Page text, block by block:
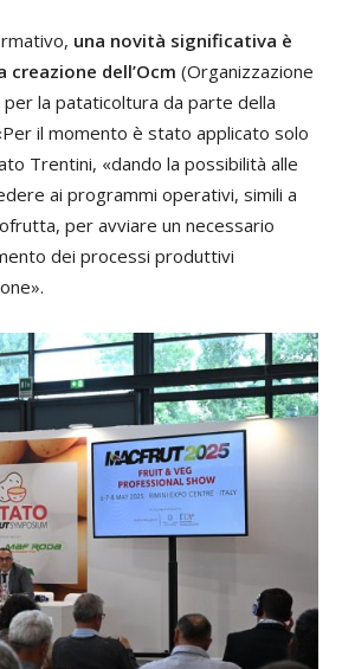
una novità significativa è
dell’Ocm (Organizzazione
la pataticoltura da parte della
il momento è stato applicato solo
Trentini, «dando la possibilità alle
ai programmi operativi, simili a
per avviare un necessario
dei processi produttivi